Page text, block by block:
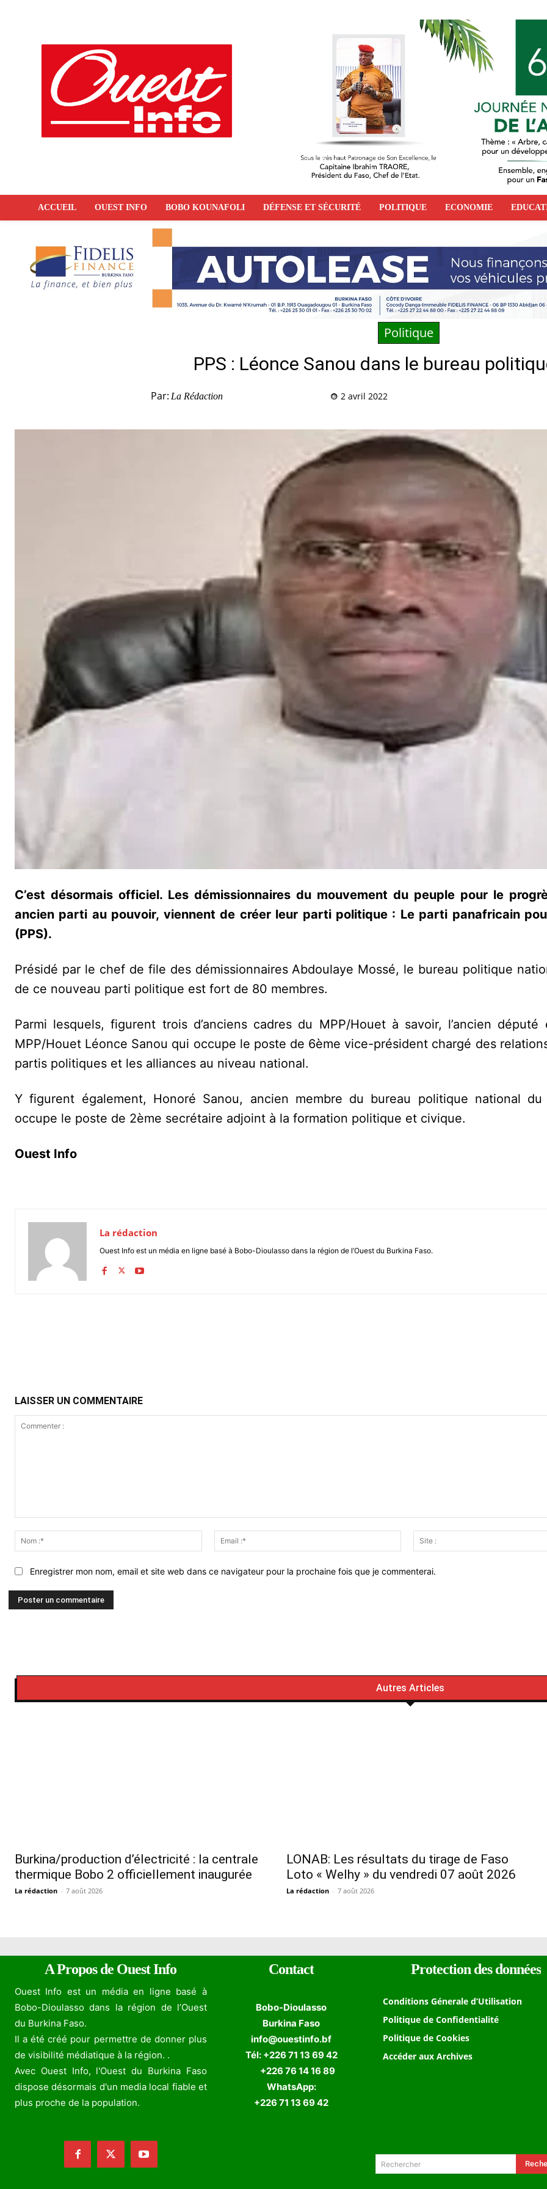
ACCUEIL OUEST INFO BOBO KOUNAFOLI DÉFENSE ET SÉCURITÉ POLITIQUE ECONOMIE
Politique
PPS : Léonce Sanou dans le bureau
Par: La Rédaction 2 avril 2022
C’est désormais officiel. Les démissionnaires du mouvement du peuple pour le
ancien parti au pouvoir, viennent de créer leur parti politique : Le parti panafricain
(PPS).
Présidé par le chef de file des démissionnaires Abdoulaye Mossé, le bureau politique
de ce nouveau parti politique est fort de 80 membres.
Parmi lesquels, figurent trois d’anciens cadres du MPP/Houet à savoir, l’ancien député
MPP/Houet Léonce Sanou qui occupe le poste de 6ème vice-président chargé des
partis politiques et les alliances au niveau national.
Y figurent également, Honoré Sanou, ancien membre du bureau politique national du
occupe le poste de 2ème secrétaire adjoint à la formation politique et civique.
Ouest Info
La rédaction
Ouest Info est un média en ligne basé à Bobo-Dioulasso dans la région de l’Ouest du Burkina Faso.
LAISSER UN COMMENTAIRE
:*
Email
:*
Enregistrer mon nom, email et site web dans ce navigateur pour la prochaine fois que je commenterai.
Autres Articles
Burkina/production d’électricité : la centrale
thermique Bobo 2 officiellement inaugurée
La rédaction - 7 août 2026
LONAB: Les résultats du tirage de Faso
Loto « Welhy » du vendredi 07 août 2026
La rédaction - 7 août 2026
A Propos de Ouest Info
Ouest Info est un média en ligne basé à
Bobo-Dioulasso dans la région de l’Ouest
du Burkina Faso.
Il a été créé pour permettre de donner plus
de visibilité médiatique à la région. .
Avec Ouest Info, l'Ouest du Burkina Faso
dispose désormais d'un media local fiable et
plus proche de la population.
Contact
Bobo-Dioulasso
Burkina Faso
info@ouestinfo.bf
Tél: +226 71 13 69 42
+226 76 14 16 89
WhatsApp:
+226 71 13 69 42
Protection des données
Conditions Génerale d’Utilisation
Politique de Confidentialité
Politique de Cookies
Accéder aux Archives
Rechercher